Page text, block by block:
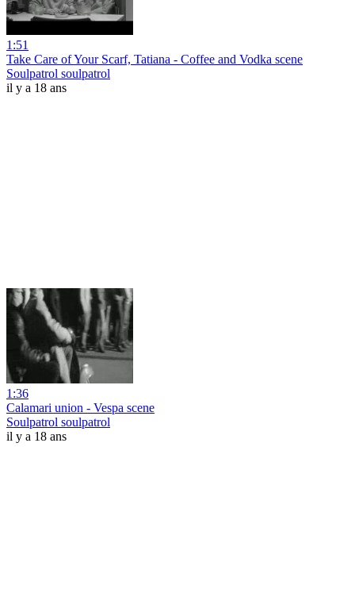
1:51
Take Care of Your Scarf, Tatiana - Coffee and Vodka scene
Soulpatrol soulpatrol
il y a 18 ans
1:36
Calamari union - Vespa scene
Soulpatrol soulpatrol
il y a 18 ans